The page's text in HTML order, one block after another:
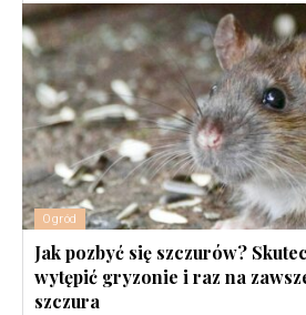
Ogród
Jak pozbyć się szczurów?
wytępić gryzonie i raz na
szczura